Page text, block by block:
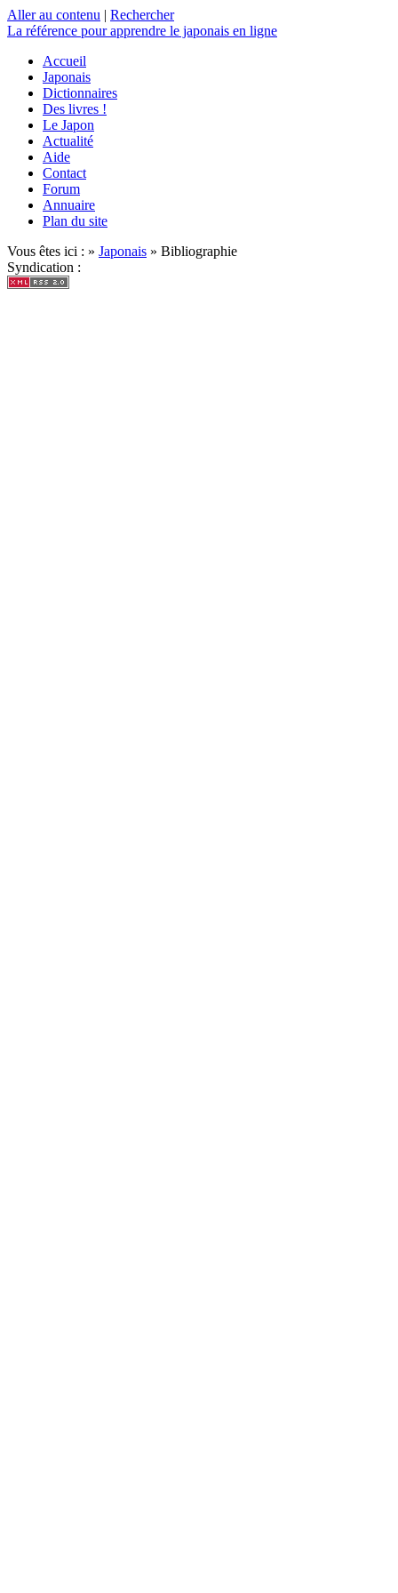
Aller au contenu | Rechercher
La référence pour apprendre le japonais en ligne
Accueil
Japonais
Dictionnaires
Des livres !
Le Japon
Actualité
Aide
Contact
Forum
Annuaire
Plan du site
Vous êtes ici : » Japonais » Bibliographie
Syndication :